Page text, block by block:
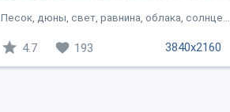
Песок, дюны, свет, равнина, облака, солнце...
3840x2160
4.7 193